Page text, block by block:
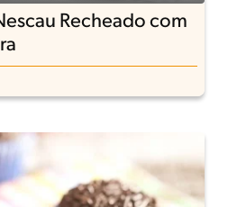
Recheado com